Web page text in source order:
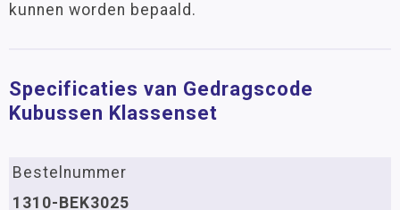
kunnen worden bepaald.
Specificaties van Gedragscode
Kubussen Klassenset
Bestelnummer
1310-BEK3025